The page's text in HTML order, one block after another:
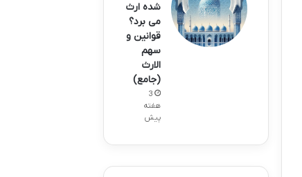
شده ارث
می برد؟
قوانین و
سهم
الارث
(جامع)
3
هفته
پیش